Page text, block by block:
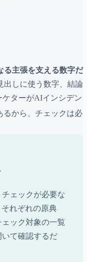
る主張を支える数字だ
出しに使う数字、結論
ケターがAIインシデン
るから、チェックは必
ェックが必要な
れぞれの原典
ック対象の一覧
て確認するだ